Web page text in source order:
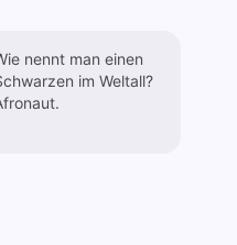
nennt man einen
im Weltall?